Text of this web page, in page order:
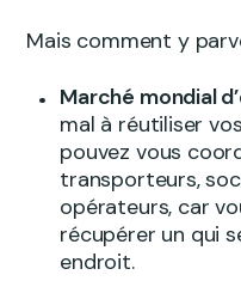
Mais comment y
Marché mondial
mal à réutiliser
pouvez vous
transporteurs,
opérateurs, car
récupérer un qui
endroit.